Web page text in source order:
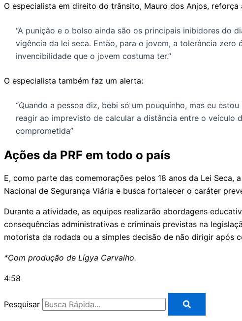
O especialista em direito do trânsito, Mauro dos Anjos,
“A punição e o bolso ainda são os principais inibidores do
vigência da lei seca. Então, para o jovem, a tolerância
invencibilidade que o jovem costuma ter.”
O especialista também faz um alerta:
“Quando a pessoa diz, bebi só um pouquinho, mas eu
reagir ao imprevisto de calcular a distância entre o
comprometida”
Ações da PRF em todo o país
E, como parte das comemorações pelos 18 anos da Lei
Nacional de Segurança Viária e busca fortalecer o caráter
Durante a atividade, as equipes realizarão abordagens
consequências administrativas e criminais previstas na
motorista da rodada ou a simples decisão de não dirigir após
*Com produção de Lígya Carvalho.
4:58
Pesquisar